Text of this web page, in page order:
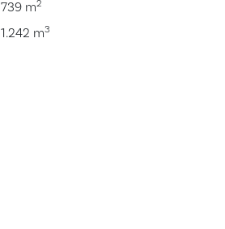
739 m2
1.242 m3